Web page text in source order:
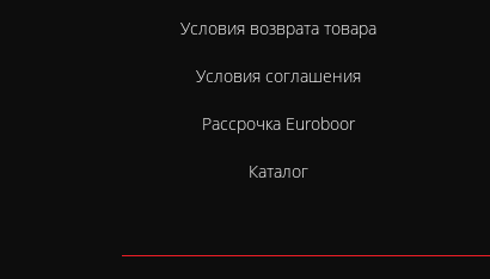
Условия возврата товара
Условия соглашения
Рассрочка Euroboor
Каталог